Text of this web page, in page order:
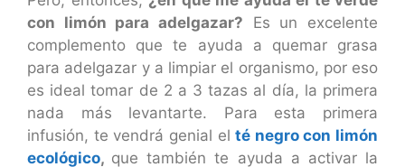
con limón para adelgazar? Es un excelente
complemento que te ayuda a quemar grasa
para adelgazar y a limpiar el organismo, por eso
es ideal tomar de 2 a 3 tazas al día, la primera
nada más levantarte. Para esta primera
infusión, te vendrá genial elté negro con limón
ecológico, que también te ayuda a activar la